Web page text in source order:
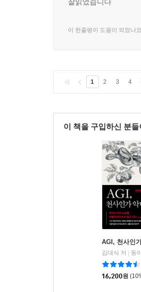
잘읽었습니다
이 한줄평이 도움이 되었나
1 2 3 4
이 책을 구입하신 분
AGI, 천사인
김대식 저
동
16,200원